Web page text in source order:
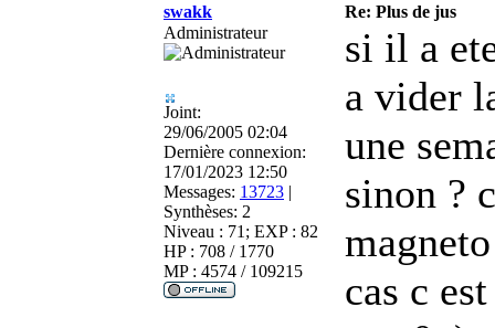
swakk
Re: Plus de jus
Administrateur
Joint:
29/06/2005 02:04
Dernière connexion:
17/01/2023 12:50
Messages: 13723 |
Synthèses: 2
Niveau : 71; EXP : 82
HP : 708 / 1770
MP : 4574 / 109215
si il a
a vider
une
sinon ?
cas c